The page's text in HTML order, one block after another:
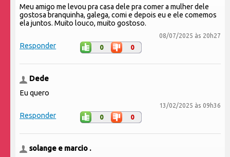
Meu amigo me levou pra casa dele pra comer a mulher dele
gostosa branquinha, galega, comi e depois eu e ele comemos
ela juntos. Muito louco, muito gostoso.
08/07/2025 às 20h27
Responder 0 0
Dede
Eu quero
13/02/2025 às 09h36
Responder 0 0
solange e marcio .